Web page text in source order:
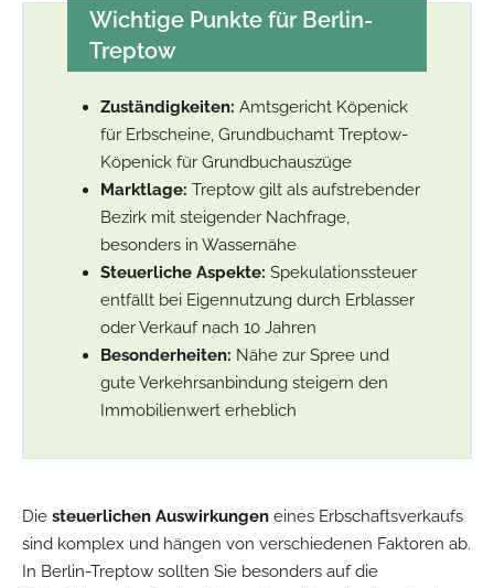
Wichtige Punkte für Berlin-
Treptow
Zuständigkeiten: Amtsgericht Köpenick
für Erbscheine, Grundbuchamt Treptow-
Köpenick für Grundbuchauszüge
Marktlage: Treptow gilt als aufstrebender
Bezirk mit steigender Nachfrage,
besonders in Wassernähe
Steuerliche Aspekte: Spekulationssteuer
entfällt bei Eigennutzung durch Erblasser
oder Verkauf nach 10 Jahren
Besonderheiten: Nähe zur Spree und
gute Verkehrsanbindung steigern den
Immobilienwert erheblich
Die steuerlichen Auswirkungen eines Erbschaftsverkaufs
sind komplex und hängen von verschiedenen Faktoren ab.
In Berlin-Treptow sollten Sie besonders auf die